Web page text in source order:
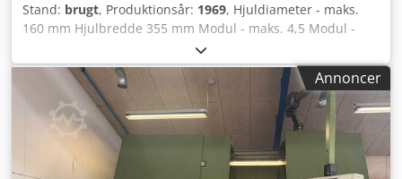
Stand: brugt, Produktionsår: 1969, Hjuldiameter - maks.
160 mm Hjulbredde 355 mm Modul - maks. 4,5 Modul -
min. 0,5 Spidssafstand 450 mm Samlet tilsluttet effekt 11
kW Maskinvægt ca. 3,8 t Pladsbehov ca. 2x1,7x1,6 m
Hjuldiameter - maks. 160,175 mm Hjulbredde 355 mm
Modul - maks. 4,5 Spindelboring 75 mm Spidssafstand 410
mm Antal tænder - min. 2, 3 Fræserdiameter maks. 115
mm Fræserlængde maks. 105 mm Akselafstand mellem
fræser og emne - maks. 138 mm Akselafstand mellem
Annoncer